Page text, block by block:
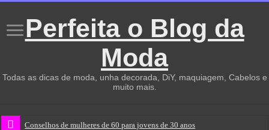
Perfeita o Blog da
Moda
Todas as dicas de moda, unha decorada, DiY, maquiagem, Cabelos e
muito mais.
Conselhos de mulheres de 60 para jovens de 30 anos